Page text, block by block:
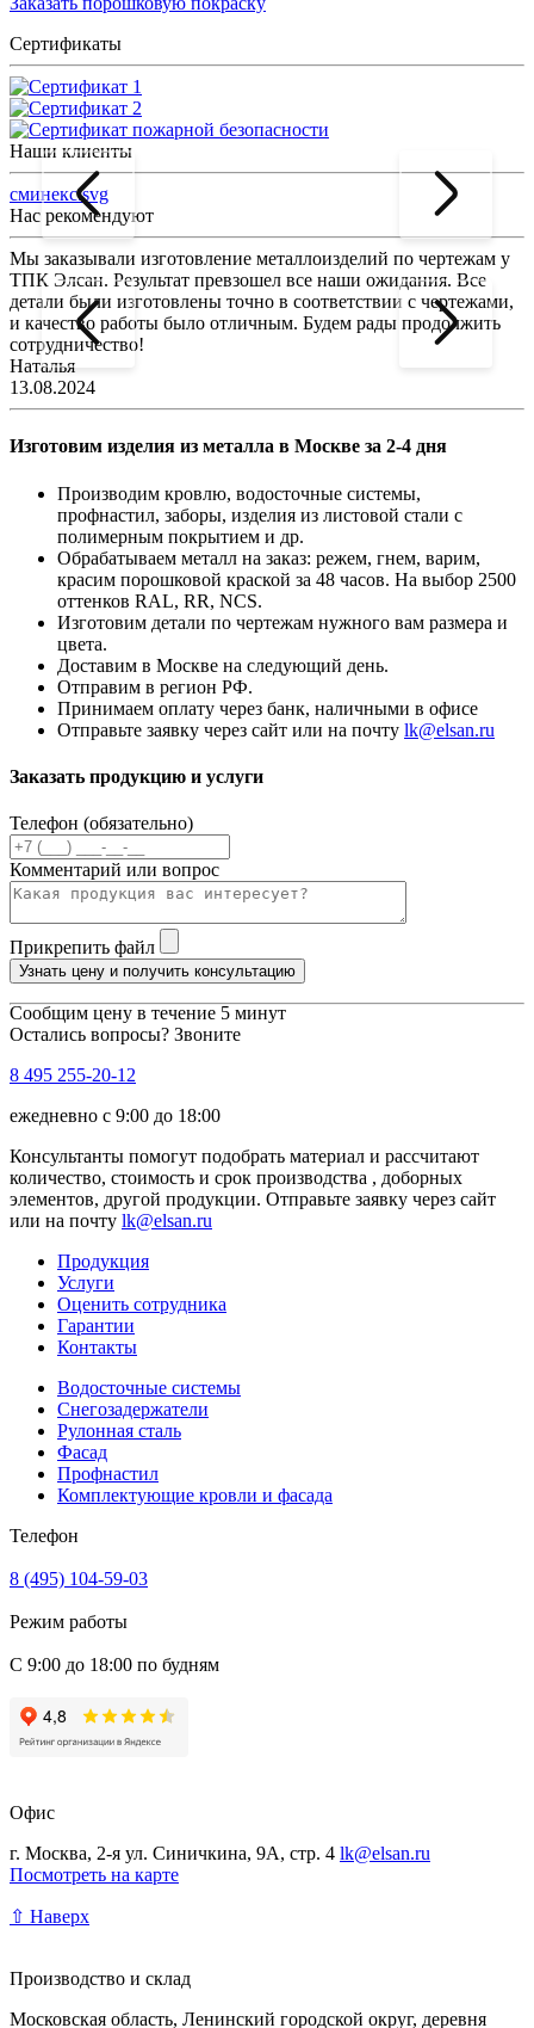
Сертификаты
Наши клиенты
сминекс.svg
Нас рекомендуют
Мы заказывали изготовление металлоизделий по чертежам у
ТПК Элсан. Результат превзошел все наши ожидания. Все
детали были изготовлены точно в соответствии с чертежами,
и качество работы было отличным. Будем рады продолжить
сотрудничество!
Наталья
13.08.2024
Изготовим изделия из металла в Москве за 2-4 дня
Производим кровлю, водосточные системы,
профнастил, заборы, изделия из листовой стали с
полимерным покрытием и др.
Обрабатываем металл на заказ: режем, гнем, варим,
красим порошковой краской за 48 часов. На выбор 2500
оттенков RAL, RR, NCS.
Изготовим детали по чертежам нужного вам размера и
цвета.
Доставим в Москве на следующий день.
Отправим в регион РФ.
Принимаем оплату через банк, наличными в офисе
Отправьте заявку через сайт или на почту lk@elsan.ru
Заказать продукцию и услуги
Телефон (обязательно)
Комментарий или вопрос
Прикрепить файл
Узнать цену и получить консультацию
Сообщим цену в течение 5 минут
Остались вопросы? Звоните
8 495 255-20-12
ежедневно с 9:00 до 18:00
Консультанты помогут подобрать материал и рассчитают
количество, стоимость и срок производства , доборных
элементов, другой продукции. Отправьте заявку через сайт
или на почту lk@elsan.ru
Продукция
Услуги
Оценить сотрудника
Гарантии
Контакты
Водосточные системы
Снегозадержатели
Рулонная сталь
Фасад
Профнастил
Комплектующие кровли и фасада
Телефон
8 (495) 104-59-03
Режим работы
С 9:00 до 18:00 по будням
Офис
г. Москва, 2-я ул. Синичкина, 9А, стр. 4 lk@elsan.ru
Посмотреть на карте
⇧ Наверх
Производство и склад
Московская область, Ленинский городской округ, деревня